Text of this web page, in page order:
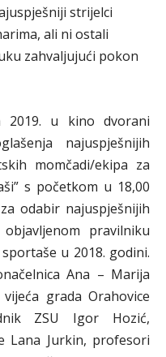
strijelci
ali ni ostali
zahvaljujući pokon
2019. u kino dvorani
najuspješnijih
momčadi/ekipa za
s početkom u 18,00
odabir najuspješnijih
pravilniku
u 2018. godini.
Ana – Marija
grada Orahovice
ZSU Igor Hozić,
Lana Jurkin, profesori